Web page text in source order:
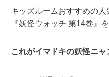
キッズルームおすすめの人
『妖怪ウォッチ 第14巻』
これがイマドキの妖怪ニャ